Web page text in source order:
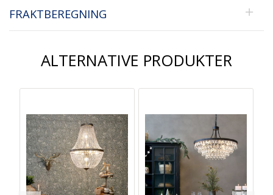
FRAKTBEREGNING
ALTERNATIVE PRODUKTER